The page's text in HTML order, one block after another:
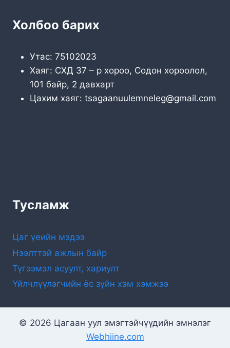
Холбоо барих
Утас: 75102023
Хаяг: СХД 37 – р хороо, Содон хороолол,
101 байр, 2 давхарт
Цахим хаяг: tsagaanuulemneleg@gmail.com
Тусламж
Цаг үеийн мэдээ
Нээлттэй ажлын байр
Түгээмэл асуулт, хариулт
Үйлчлүүлэгчийн ёс зүйн хэм хэмжээ
© 2026 Цагаан уул эмэгтэйчүүдийн эмнэлэг
Webhiine.com